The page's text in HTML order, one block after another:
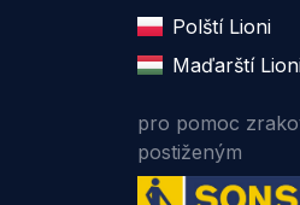
Polští Lioni
Maďarští
pro pomoc
postiženým